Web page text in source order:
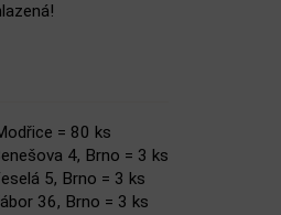
= 80 ks
4, Brno = 3 ks
5, Brno = 3 ks
36, Brno = 3 ks